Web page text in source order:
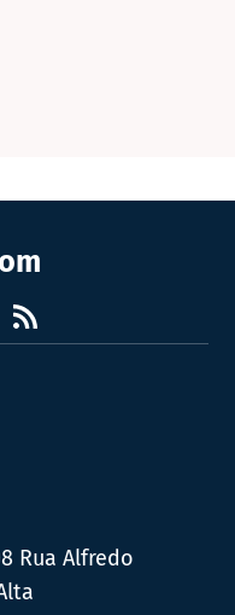
RSS
Rua Alfredo